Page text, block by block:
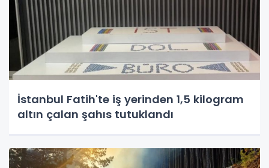
İstanbul Fatih'te iş yerinden 1,5 kilogram
altın çalan şahıs tutuklandı